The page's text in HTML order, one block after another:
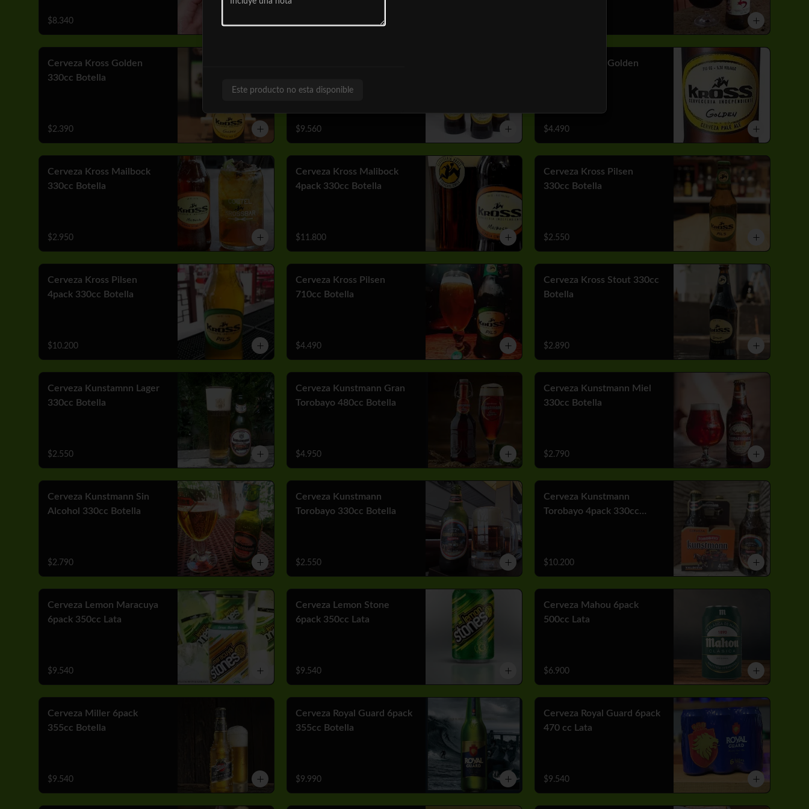
$8.340
Cerveza Kross Golden
330cc Botella
$2.390 $9.560
Cerveza Kross Golden
$4.490
Cerveza Kross Mailbock
330cc Botella
$2.950
Cerveza Kross Malibock
4pack 330cc Botella
$11.800
Cerveza Kross Pilsen
330cc Botella
$2.550
Cerveza Kross Pilsen
4pack 330cc Botella
$10.200
Cerveza Kross Pilsen
710cc Botella
$4.490
Cerveza Kross Stout 330cc
Botella
$2.890
Cerveza Kunstamnn Lager
330cc Botella
$2.550
Cerveza Kunstmann Gran
Torobayo 480cc Botella
$4.950
Cerveza Kunstmann Miel
330cc Botella
$2.790
Cerveza Kunstmann Sin
Alcohol 330cc Botella
$2.790
Cerveza Kunstmann
Torobayo 330cc Botella
$2.550
Cerveza Kunstmann
Torobayo 4pack 330cc
$10.200
Cerveza Lemon Maracuya
6pack 350cc Lata
$9.540
Cerveza Lemon Stone
6pack 350cc Lata
$9.540
Cerveza Mahou 6pack
500cc Lata
$6.900
Cerveza Miller 6pack
355cc Botella
$9.540
Cerveza Royal Guard 6pack
355cc Botella
$9.990
Cerveza Royal Guard 6pack
470 cc Lata
$9.540
Este producto no esta disponible